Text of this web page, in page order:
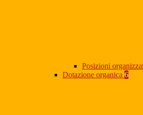
Posizioni
Dotazione organica 6